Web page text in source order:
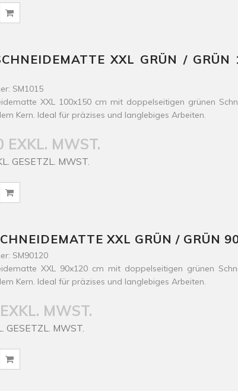
XXL GRÜN /
SM1015
XXL 100x150 cm mit doppelseitigen grünen
Kern. Ideal für präzises und langlebiges Arbeiten.
EXKL. MWST.
GESETZL. MWST.
XXL GRÜN / GRÜN
SM90120
XXL 90x120 cm mit doppelseitigen grünen
Kern. Ideal für präzises und langlebiges Arbeiten.
MWST.
GESETZL. MWST.